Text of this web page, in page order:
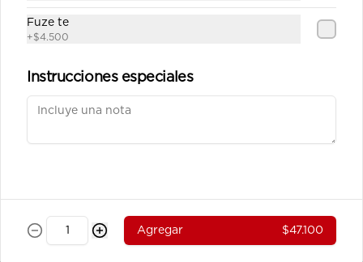
Vegetales
$37.800
Pollo Teriyaki sobre base de
Julianas de pechuga de pollo
Fuze te
+$4.500
Instrucciones especiales
Agregar $47.100